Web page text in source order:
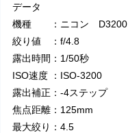
データ
機種 ：ニコン D3200
絞り値 ：f/4.8
露出時間：1/50秒
ISO速度 ：ISO-3200
露出補正：-4ステップ
焦点距離：125mm
最大絞り：4.5